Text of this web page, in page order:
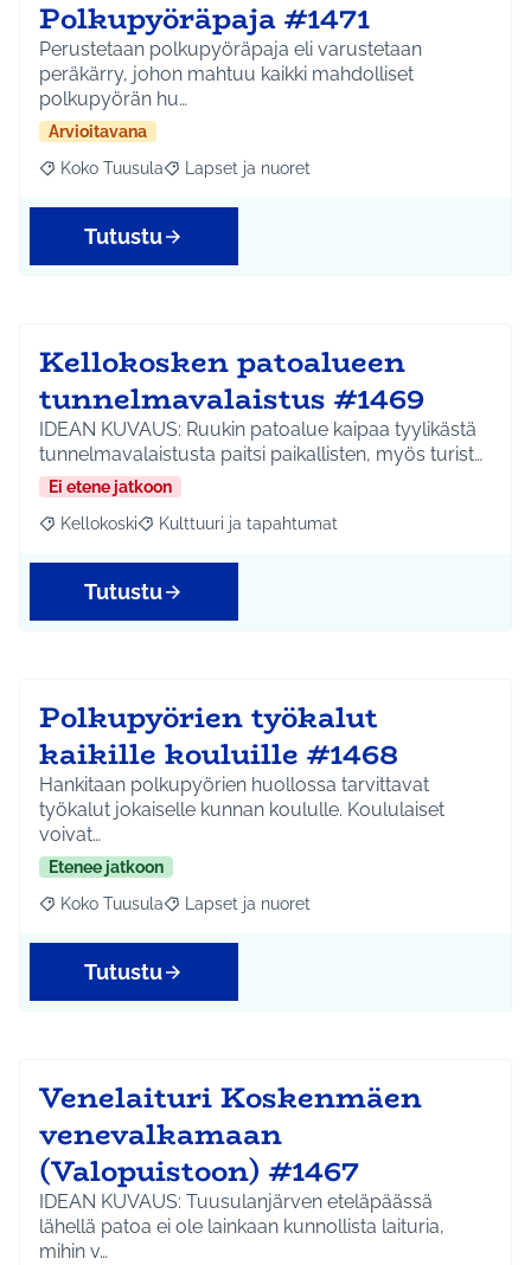
Polkupyöräpaja #1471
Perustetaan polkupyöräpaja eli varustetaan
peräkärry, johon mahtuu kaikki mahdolliset
polkupyörän hu…
Arvioitavana
Rajaa tulokset aihepiirin mukaan: Koko Tuusula
Koko Tuusula Rajaa tulokset teeman mukaan: Lapset ja
Lapset ja nuoret
Tutustu
Kellokosken patoalueen
tunnelmavalaistus #1469
IDEAN KUVAUS: Ruukin patoalue kaipaa tyylikästä
tunnelmavalaistusta paitsi paikallisten, myös turist…
Ei etene jatkoon
Rajaa tulokset aihepiirin mukaan: Kellokoski
Kellokoski Rajaa tulokset teeman mukaan: Kulttuuri ja
Kulttuuri ja tapahtumat
Tutustu
Polkupyörien työkalut
kaikille kouluille #1468
Hankitaan polkupyörien huollossa tarvittavat
työkalut jokaiselle kunnan koululle. Koululaiset
voivat…
Etenee jatkoon
Rajaa tulokset aihepiirin mukaan: Koko Tuusula
Koko Tuusula Rajaa tulokset teeman mukaan: Lapset ja
Lapset ja nuoret
Tutustu
Venelaituri Koskenmäen
venevalkamaan
(Valopuistoon) #1467
IDEAN KUVAUS: Tuusulanjärven eteläpäässä
lähellä patoa ei ole lainkaan kunnollista laituria,
mihin v…